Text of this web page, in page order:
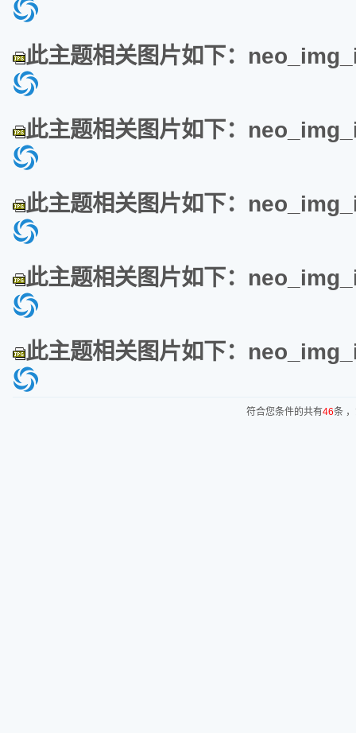
此主题相关图片如下：
此主题相关图片如下：
此主题相关图片如下：
此主题相关图片如下：
此主题相关图片如下：
符合您条件的共有46条